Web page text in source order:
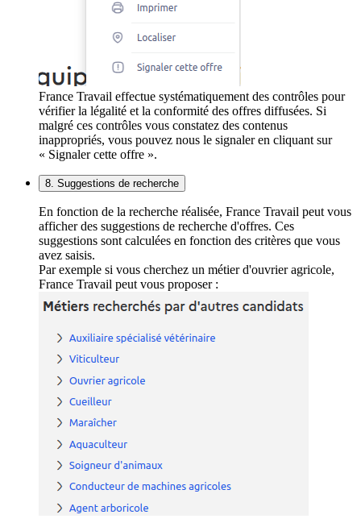
France Travail effectue systématiquement des contrôles pour
vérifier la légalité et la conformité des offres diffusées. Si
malgré ces contrôles vous constatez des contenus
inappropriés, vous pouvez nous le signaler en cliquant sur
« Signaler cette offre ».
8. Suggestions de recherche
En fonction de la recherche réalisée, France Travail peut vous
afficher des suggestions de recherche d'offres. Ces
suggestions sont calculées en fonction des critères que vous
avez saisis.
Par exemple si vous cherchez un métier d'ouvrier agricole,
France Travail peut vous proposer :